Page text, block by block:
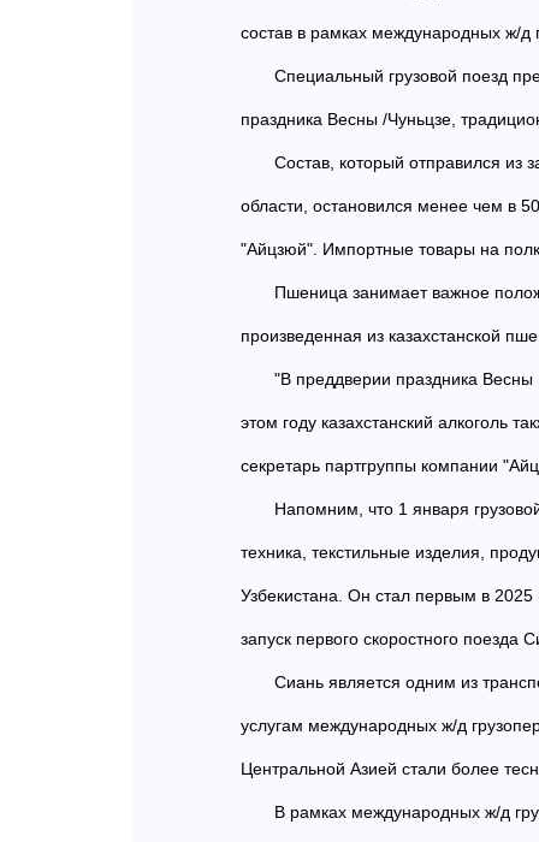
состав в рамках международных ж/д
Специальный грузовой поезд
праздника Весны /Чуньцзе,
Состав, который отправился из
области, остановился менее чем в
"Айцзюй". Импортные товары на
Пшеница занимает важное
произведенная из казахстанской
"В преддверии праздника
этом году казахстанский алкоголь
секретарь партгруппы компании
Напомним, что 1 января
техника, текстильные изделия,
Узбекистана. Он стал первым в
запуск первого скоростного
Сиань является одним из
услугам международных ж/д
Центральной Азией стали более
В рамках международных ж/д